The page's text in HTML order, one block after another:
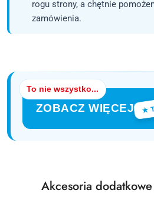
rogu strony, a chętnie
zamówienia.
To nie wszystko...
ZOBACZ WIĘCEJ ★
Pomiń karuzelę produktów
Produkty
Akcesoria